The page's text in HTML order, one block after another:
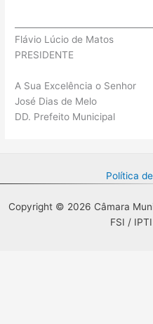
Flávio Lúcio de Matos
PRESIDENTE
A Sua Excelência o Senhor
José Dias de Melo
DD. Prefeito Municipal
Política
Copyright © 2026 Câmara
FSI /